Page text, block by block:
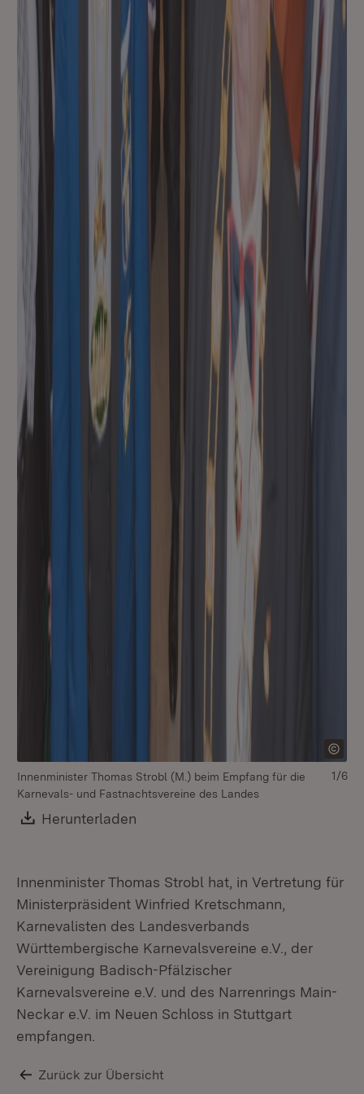
Innenminister Thomas Strobl (M.) beim Empfang für die
Karnevals- und Fastnachtsvereine des Landes
Download:
Herunterladen
1/6
Innenminister Thomas Strobl hat, in Vertretung für
Ministerpräsident Winfried Kretschmann,
Karnevalisten des Landesverbands
Württembergische Karnevalsvereine e.V., der
Vereinigung Badisch-Pfälzischer
Karnevalsvereine e.V. und des Narrenrings Main-
Neckar e.V. im Neuen Schloss in Stuttgart
empfangen.
Zurück zur Übersicht